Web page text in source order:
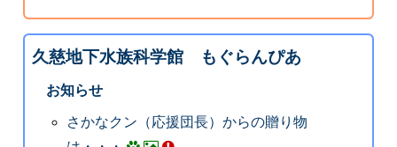
久慈地下水族科学館 もぐらんぴあ
お知らせ
さかなクン（応援団長）からの贈り物